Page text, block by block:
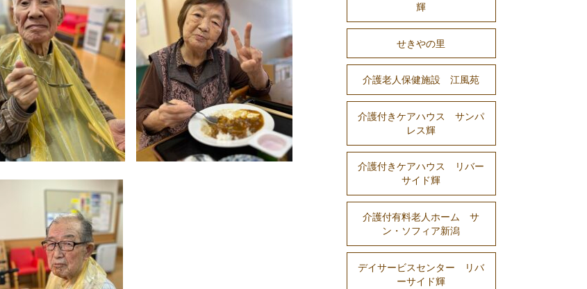
輝
せきやの里
介護老人保健施設 江風苑
介護付きケアハウス サンパ
レス輝
介護付きケアハウス リバー
サイド輝
介護付有料老人ホーム サ
ン・ソフィア新潟
デイサービスセンター リバ
ーサイド輝